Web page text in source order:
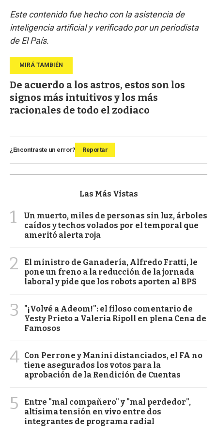
Este contenido fue hecho con la asistencia de
inteligencia artificial y verificado por un periodista
de El País.
De acuerdo a los astros, estos son los
signos más intuitivos y los más
racionales de todo el zodiaco
¿Encontraste un error? Reportar
Las Más Vistas
1
Un muerto, miles de personas sin luz, árboles
caídos y techos volados por el temporal que
ameritó alerta roja
2
El ministro de Ganadería, Alfredo Fratti, le
pone un freno a la reducción de la jornada
laboral y pide que los robots aporten al BPS
3
"¡Volvé a Adeom!": el filoso comentario de
Yesty Prieto a Valeria Ripoll en plena Cena de
Famosos
4 Con Perrone y Manini distanciados, el FA no
tiene asegurados los votos para la
aprobación de la Rendición de Cuentas
5
Entre "mal compañero" y "mal perdedor",
altísima tensión en vivo entre dos
integrantes de programa radial